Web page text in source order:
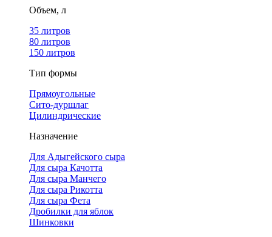
Объем, л
35 литров
80 литров
150 литров
Тип формы
Прямоугольные
Сито-дуршлаг
Цилиндрические
Назначение
Для Адыгейского сыра
Для сыра Качотта
Для сыра Манчего
Для сыра Рикотта
Для сыра Фета
Дробилки для яблок
Шинковки